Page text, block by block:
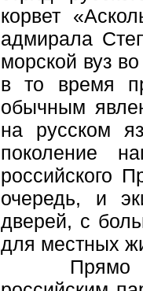
корвет
адмирала
морской вуз
в то время
обычным
на русском
поколение
российского
очередь, и
дверей, с
для местных
Прямо с